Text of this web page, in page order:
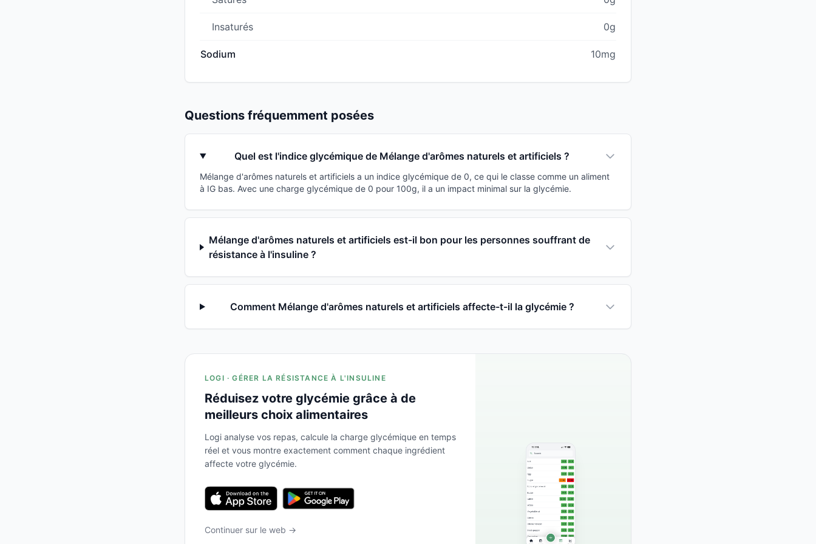
Insaturés 0g
Sodium 10mg
Questions fréquemment posées
Quel est l'indice glycémique de Mélange d'arômes naturels et artificiels ?
Mélange d'arômes naturels et artificiels a un indice glycémique de 0, ce qui le classe comme un aliment
à IG bas. Avec une charge glycémique de 0 pour 100g, il a un impact minimal sur la glycémie.
Mélange d'arômes naturels et artificiels est-il bon pour les personnes souffrant de
résistance à l'insuline ?
Comment Mélange d'arômes naturels et artificiels affecte-t-il la glycémie ?
LOGI · GÉRER LA RÉSISTANCE À L'INSULINE
Réduisez votre glycémie grâce à de
meilleurs choix alimentaires
Logi analyse vos repas, calcule la charge glycémique en temps
réel et vous montre exactement comment chaque ingrédient
affecte votre glycémie.
Continuer sur le web →